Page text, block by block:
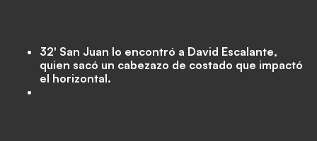
32' San Juan lo encontró a David Escalante,
quien sacó un cabezazo de costado que impactó
el horizontal.